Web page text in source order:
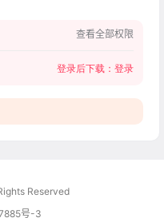
查看全部权限
登录后下载： 登录
Reserved
号-3